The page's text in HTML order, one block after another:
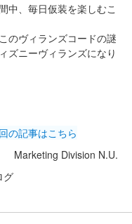
中、毎日仮装を楽しむこ
のヴィランズコードの謎
ズニーヴィランズになり
の記事はこちら
Marketing Division N.U.
グ